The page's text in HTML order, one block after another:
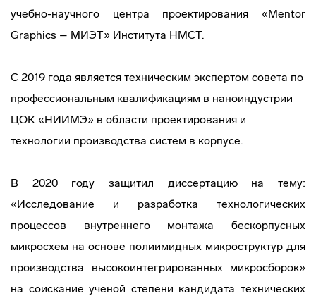
учебно-научного центра проектирования «Mentor
Graphics – МИЭТ» Института НМСТ.
С 2019 года является техническим экспертом совета по
профессиональным квалификациям в наноиндустрии
ЦОК «НИИМЭ» в области проектирования и
технологии производства систем в корпусе.
В 2020 году защитил диссертацию на тему:
«Исследование и разработка технологических
процессов внутреннего монтажа бескорпусных
микросхем на основе полиимидных микроструктур для
производства высокоинтегрированных микросборок»
на соискание ученой степени кандидата технических